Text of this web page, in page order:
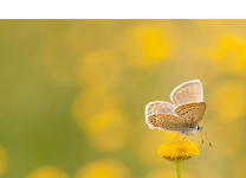
در دیافراگم می باشد که
اول، تیغه های دیافراگم لنز